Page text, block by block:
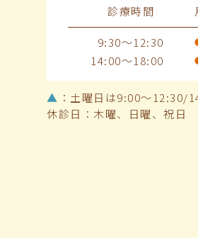
診療時間
9:30～12:30
14:00～18:00
▲ ：土曜日は9:00～12:30/
休診日：木曜、日曜、祝日